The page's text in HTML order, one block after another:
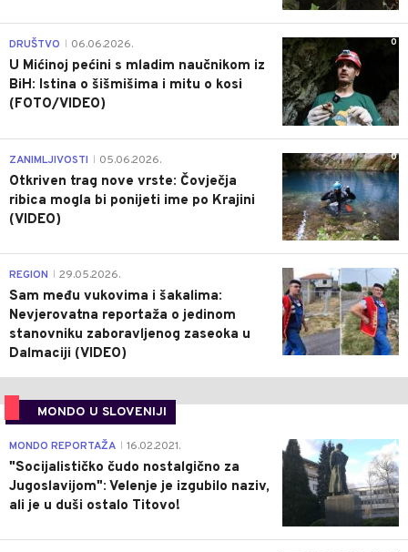
0
DRUŠTVO 06.06.2026.
U Mićinoj pećini s mladim naučnikom iz
BiH: Istina o šišmišima i mitu o kosi
(FOTO/VIDEO)
0
ZANIMLJIVOSTI 05.06.2026.
Otkriven trag nove vrste: Čovječja
ribica mogla bi ponijeti ime po Krajini
(VIDEO)
0
REGION 29.05.2026.
Sam među vukovima i šakalima:
Nevjerovatna reportaža o jedinom
stanovniku zaboravljenog zaseoka u
Dalmaciji (VIDEO)
MONDO U SLOVENIJI
4
MONDO REPORTAŽA 16.02.2021.
"Socijalističko čudo nostalgično za
Jugoslavijom": Velenje je izgubilo naziv,
ali je u duši ostalo Titovo!